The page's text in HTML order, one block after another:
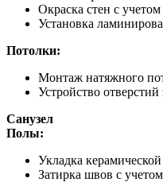
Окраска стен с
Установка
Потолки:
Монтаж натяжного
Устройство
Санузел
Полы:
Укладка
Затирка швов с